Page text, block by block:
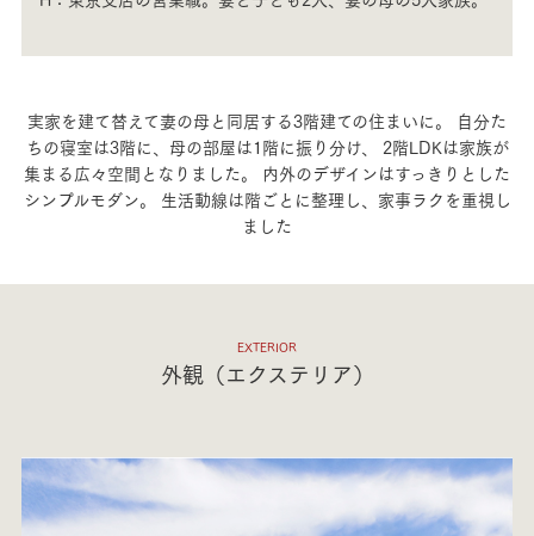
実家を建て替えて妻の母と同居する3階建ての住まいに。
自分た
ちの寝室は3階に、母の部屋は1階に振り分け、
2階LDKは家族が
集まる広々空間となりました。
内外のデザインはすっきりとした
シンプルモダン。
生活動線は階ごとに整理し、家事ラクを重視し
ました
EXTERIOR
外観（エクステリア）